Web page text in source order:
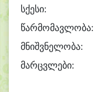
სქესი:
წარმომავლობა:
მნიშვნელობა:
მარცვლები: